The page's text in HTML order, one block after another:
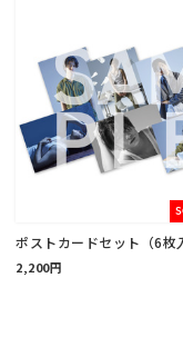
ポストカードセット（6枚
2,200円